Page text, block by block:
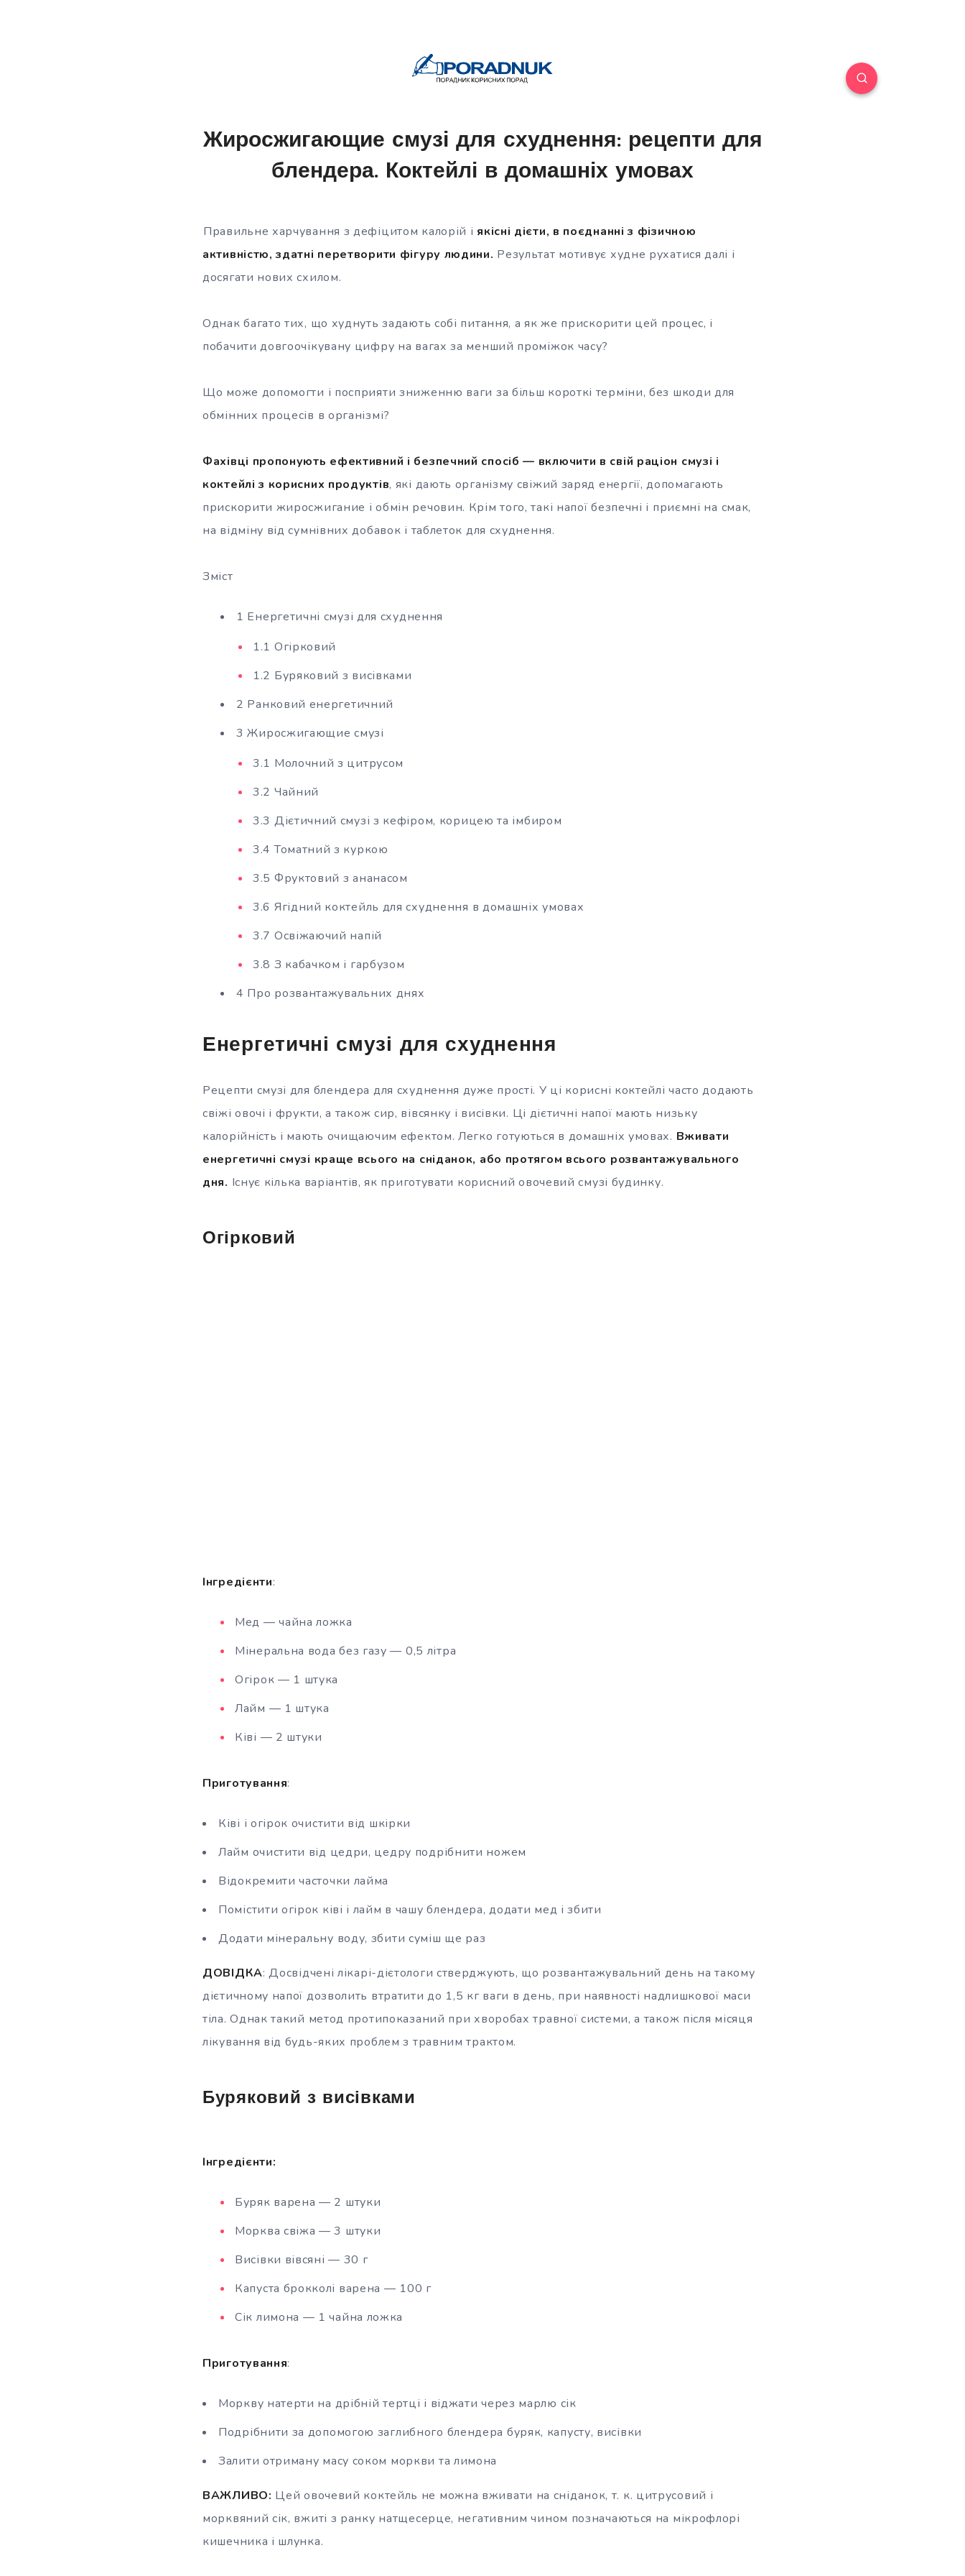
Жиросжигающие смузі для схуднення: рецепти для
блендера. Коктейлі в домашніх умовах
Правильне харчування з дефіцитом калорій і якісні дієти, в поєднанні з фізичною
активністю, здатні перетворити фігуру людини. Результат мотивує худне рухатися далі і
досягати нових схилом.
Однак багато тих, що худнуть задають собі питання, а як же прискорити цей процес, і
побачити довгоочікувану цифру на вагах за менший проміжок часу?
Що може допомогти і посприяти зниженню ваги за більш короткі терміни, без шкоди для
обмінних процесів в організмі?
Фахівці пропонують ефективний і безпечний спосіб — включити в свій раціон смузі і
коктейлі з корисних продуктів, які дають організму свіжий заряд енергії, допомагають
прискорити жиросжигание і обмін речовин. Крім того, такі напої безпечні і приємні на смак,
на відміну від сумнівних добавок і таблеток для схуднення.
Зміст
1 Енергетичні смузі для схуднення
1.1 Огірковий
1.2 Буряковий з висівками
2 Ранковий енергетичний
3 Жиросжигающие смузі
3.1 Молочний з цитрусом
3.2 Чайний
3.3 Дієтичний смузі з кефіром, корицею та імбиром
3.4 Томатний з куркою
3.5 Фруктовий з ананасом
3.6 Ягідний коктейль для схуднення в домашніх умовах
3.7 Освіжаючий напій
3.8 З кабачком і гарбузом
4 Про розвантажувальних днях
Енергетичні смузі для схуднення
Рецепти смузі для блендера для схуднення дуже прості. У ці корисні коктейлі часто додають
свіжі овочі і фрукти, а також сир, вівсянку і висівки. Ці дієтичні напої мають низьку
калорійність і мають очищаючим ефектом. Легко готуються в домашніх умовах. Вживати
енергетичні смузі краще всього на сніданок, або протягом всього розвантажувального
дня. Існує кілька варіантів, як приготувати корисний овочевий смузі будинку.
Огірковий
Інгредієнти:
Мед — чайна ложка
Мінеральна вода без газу — 0,5 літра
Огірок — 1 штука
Лайм — 1 штука
Ківі — 2 штуки
Приготування:
Ківі і огірок очистити від шкірки
Лайм очистити від цедри, цедру подрібнити ножем
Відокремити часточки лайма
Помістити огірок ківі і лайм в чашу блендера, додати мед і збити
Додати мінеральну воду, збити суміш ще раз
ДОВІДКА: Досвідчені лікарі-дієтологи стверджують, що розвантажувальний день на такому
дієтичному напої дозволить втратити до 1,5 кг ваги в день, при наявності надлишкової маси
тіла. Однак такий метод протипоказаний при хворобах травної системи, а також після місяця
лікування від будь-яких проблем з травним трактом.
Буряковий з висівками
Інгредієнти:
Буряк варена — 2 штуки
Морква свіжа — 3 штуки
Висівки вівсяні — 30 г
Капуста брокколі варена — 100 г
Сік лимона — 1 чайна ложка
Приготування:
Моркву натерти на дрібній тертці і віджати через марлю сік
Подрібнити за допомогою заглибного блендера буряк, капусту, висівки
Залити отриману масу соком моркви та лимона
ВАЖЛИВО: Цей овочевий коктейль не можна вживати на сніданок, т. к. цитрусовий і
морквяний сік, вжиті з ранку натщесерце, негативним чином позначаються на мікрофлорі
кишечника і шлунка.